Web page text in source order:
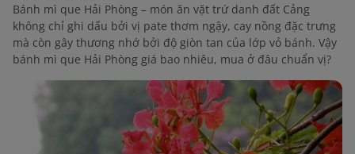
Bánh mì que Hải Phòng – món ăn vặt trứ danh đất Cảng
không chỉ ghi dấu bởi vị pate thơm ngậy, cay nồng đặc trưng
mà còn gây thương nhớ bởi độ giòn tan của lớp vỏ bánh. Vậy
bánh mì que Hải Phòng giá bao nhiêu, mua ở đâu chuẩn vị?